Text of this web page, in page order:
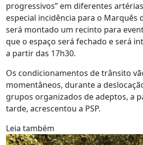
progressivos” em diferentes
especial incidência para o Marquês
será montado um recinto para
que o espaço será fechado e será
a partir das 17h30.
Os condicionamentos de trânsito
momentâneos, durante a
grupos organizados de adeptos, a
tarde, acrescentou a PSP.
Leia também